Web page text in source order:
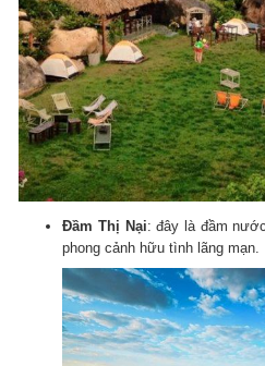
Đầm Thị Nại: đây là đầm
phong cảnh hữu tình lãng mạn.